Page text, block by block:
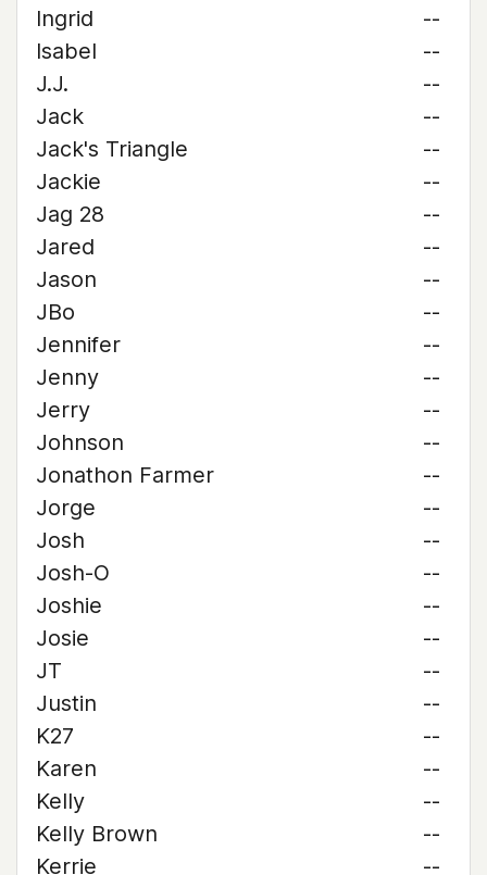
Ingrid
--
Isabel
--
J.J.
--
Jack
--
Jack's Triangle
--
Jackie
--
Jag 28
--
Jared
--
Jason
--
JBo
--
Jennifer
--
Jenny
--
Jerry
--
Johnson
--
Jonathon Farmer
--
Jorge
--
Josh
--
Josh-O
--
Joshie
--
Josie
--
JT
--
Justin
--
K27
--
Karen
--
Kelly
--
Kelly Brown
--
Kerrie
--